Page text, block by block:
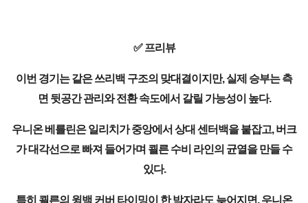
✅ 프리뷰
이번 경기는 같은 쓰리백 구조의 맞대결이지만, 실제 승부는 측
면 뒷공간 관리와 전환 속도에서 갈릴 가능성이 높다.
우니온 베를린은 일리치가 중앙에서 상대 센터백을 붙잡고, 버크
가 대각선으로 빠져 들어가며 쾰른 수비 라인의 균열을 만들 수
있다.
특히 쾰른의 윙백 커버 타이밍이 한 박자라도 늦어지면, 우니온